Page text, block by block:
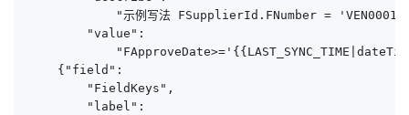
"示例写法 FSupplierId.FNumber =
        "value":
    {"field":
        "FieldKeys",
        "label":